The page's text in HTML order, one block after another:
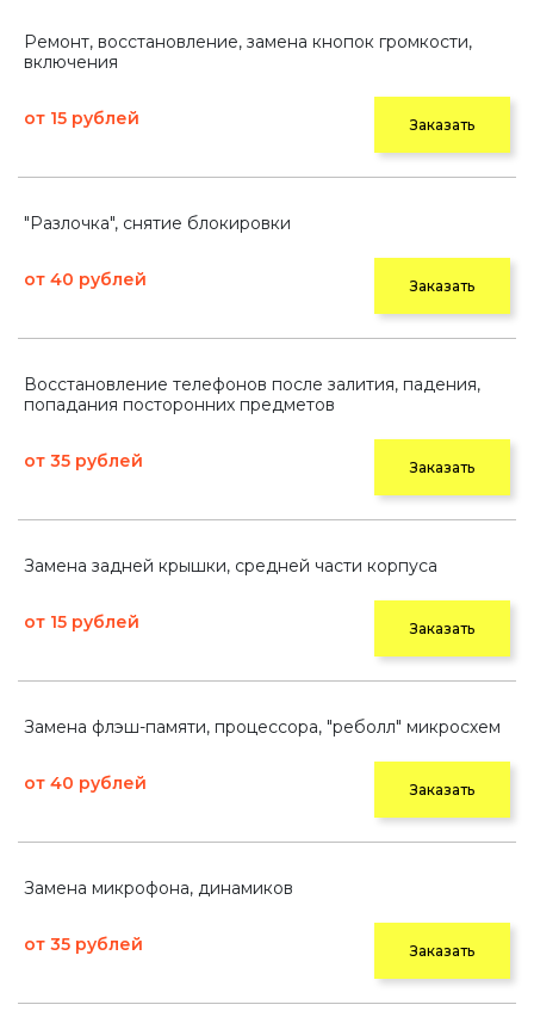
Ремонт, восстановление, замена кнопок громкости,
включения
от 15 рублей Заказать
"Разлочка", снятие блокировки
от 40 рублей Заказать
Восстановление телефонов после залития, падения,
попадания посторонних предметов
от 35 рублей Заказать
Замена задней крышки, средней части корпуса
от 15 рублей Заказать
Замена флэш-памяти, процессора, "реболл" микросхем
от 40 рублей Заказать
Замена микрофона, динамиков
от 35 рублей Заказать